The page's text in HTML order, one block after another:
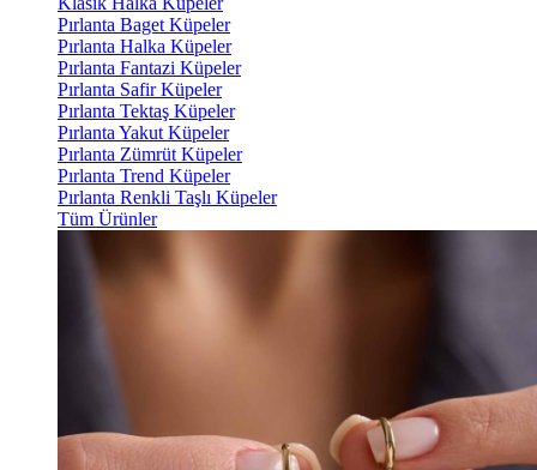
Pırlanta Baget Küpeler
Pırlanta Halka Küpeler
Pırlanta Fantazi Küpeler
Pırlanta Safir Küpeler
Pırlanta Tektaş Küpeler
Pırlanta Yakut Küpeler
Pırlanta Zümrüt Küpeler
Pırlanta Trend Küpeler
Pırlanta Renkli Taşlı Küpeler
Tüm Ürünler